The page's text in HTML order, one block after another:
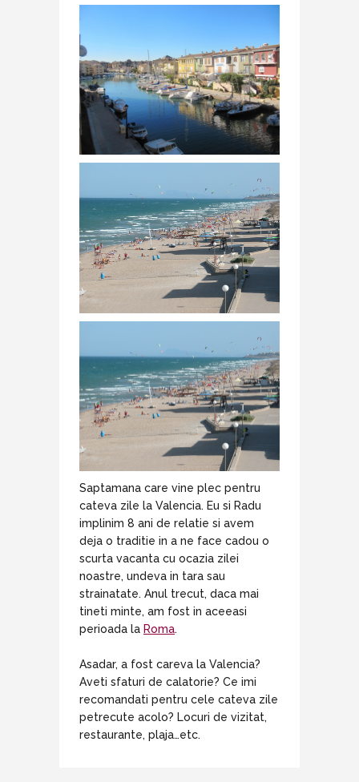
Saptamana care vine plec pentru
cateva zile la Valencia. Eu si Radu
implinim 8 ani de relatie si avem
deja o traditie in a ne face cadou o
scurta vacanta cu ocazia zilei
noastre, undeva in tara sau
strainatate. Anul trecut, daca mai
tineti minte, am fost in aceeasi
perioada la Roma.
Asadar, a fost careva la Valencia?
Aveti sfaturi de calatorie? Ce imi
recomandati pentru cele cateva zile
petrecute acolo? Locuri de vizitat,
restaurante, plaja…etc.